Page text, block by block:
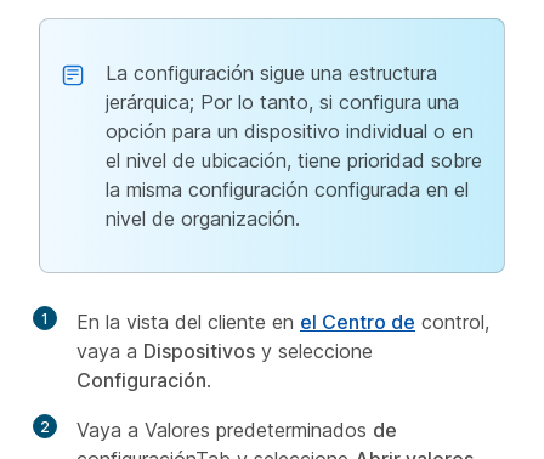
La configuración sigue una estructura
jerárquica; Por lo tanto, si configura una
opción para un dispositivo individual o en
el nivel de ubicación, tiene prioridad sobre
la misma configuración configurada en el
nivel de organización.
1 En la vista del cliente en el Centro de control,
vaya a Dispositivos y seleccione
Configuración.
2 Vaya a Valores predeterminados de